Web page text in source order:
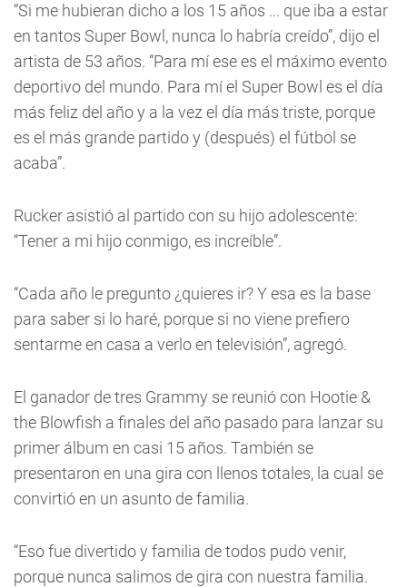
“Si me hubieran dicho a los 15 años ... que iba a estar
en tantos Super Bowl, nunca lo habría creído”, dijo el
artista de 53 años. “Para mí ese es el máximo evento
deportivo del mundo. Para mí el Super Bowl es el día
más feliz del año y a la vez el día más triste, porque
es el más grande partido y (después) el fútbol se
acaba”.
Rucker asistió al partido con su hijo adolescente:
“Tener a mi hijo conmigo, es increíble”.
“Cada año le pregunto ¿quieres ir? Y esa es la base
para saber si lo haré, porque si no viene prefiero
sentarme en casa a verlo en televisión”, agregó.
El ganador de tres Grammy se reunió con Hootie &
the Blowfish a finales del año pasado para lanzar su
primer álbum en casi 15 años. También se
presentaron en una gira con llenos totales, la cual se
convirtió en un asunto de familia.
“Eso fue divertido y familia de todos pudo venir,
porque nunca salimos de gira con nuestra familia.